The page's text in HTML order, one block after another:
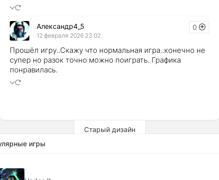
0
Александр4_5
12 февраля 2026 23:02
Прошёл игру..Скажу что нормальная игра..конечно не
супер но разок точно можно поиграть. Графика
понравилась.
Старый дизайн
игры